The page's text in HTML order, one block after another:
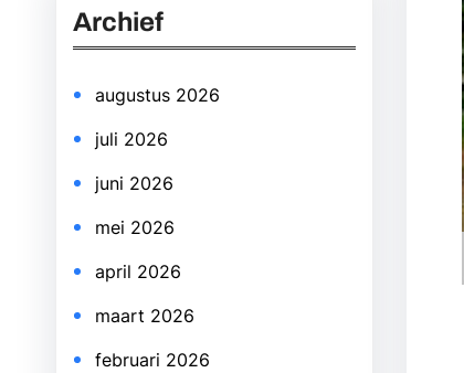
r
c
h
Archief
augustus 2026
juli 2026
juni 2026
mei 2026
april 2026
maart 2026
februari 2026